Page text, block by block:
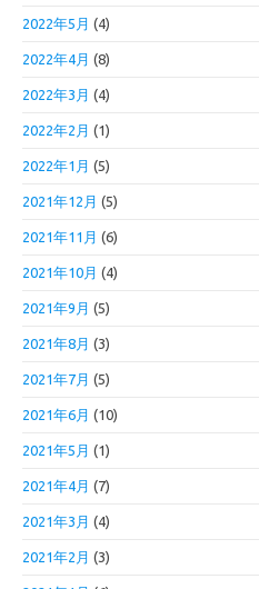
2022年5月 (4)
2022年4月 (8)
2022年3月 (4)
2022年2月 (1)
2022年1月 (5)
2021年12月 (5)
2021年11月 (6)
2021年10月 (4)
2021年9月 (5)
2021年8月 (3)
2021年7月 (5)
2021年6月 (10)
2021年5月 (1)
2021年4月 (7)
2021年3月 (4)
2021年2月 (3)